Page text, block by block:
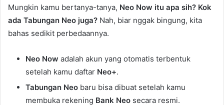
Mungkin kamu bertanya-tanya, Neo Now itu apa sih? Kok
ada Tabungan Neo juga? Nah, biar nggak bingung, kita
bahas sedikit perbedaannya.
Neo Now adalah akun yang otomatis terbentuk
setelah kamu daftar Neo+.
Tabungan Neo baru bisa dibuat setelah kamu
membuka rekening Bank Neo secara resmi.